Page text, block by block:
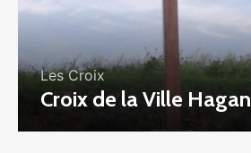
Les Croix
Croix de la Ville Hagan